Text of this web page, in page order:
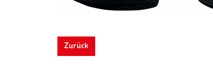
Zurück